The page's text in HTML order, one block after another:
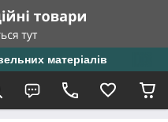
матеріалів